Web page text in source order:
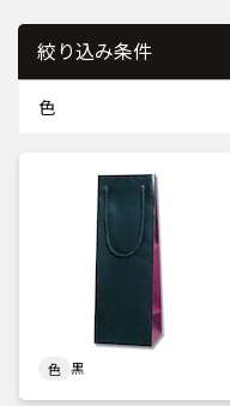
絞り込み条件
色
色 黒